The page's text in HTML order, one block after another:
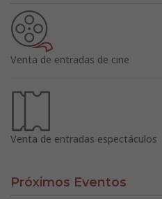
Venta de entradas de cine
Venta de entradas espectáculos
Próximos Eventos